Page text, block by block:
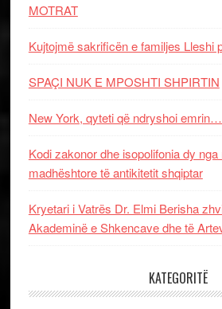
MOTRAT
Kujtojmë sakrificën e familjes Lleshi
SPAÇI NUK E MPOSHTI SHPIRTIN
New York, qyteti që ndryshoi
Kodi zakonor dhe isopolifonia dy
madhështore të antikitetit shqiptar
Kryetari i Vatrës Dr. Elmi Berisha
Akademinë e Shkencave dhe të
KATEGORITË